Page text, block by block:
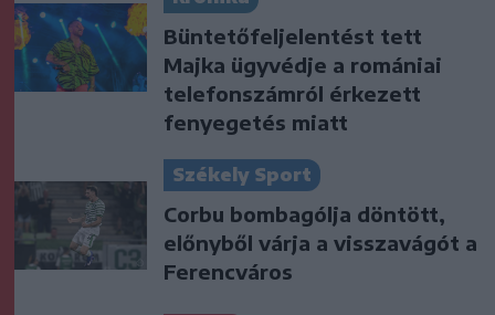
Büntetőfeljelentést tett
Majka ügyvédje a romániai
telefonszámról érkezett
fenyegetés miatt
Székely Sport
Corbu bombagólja döntött,
előnyből várja a visszavágót a
Ferencváros